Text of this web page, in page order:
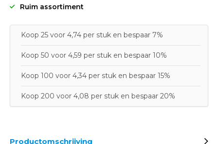
Ruim assortiment
Koop 25 voor 4,74 per stuk en bespaar 7%
Koop 50 voor 4,59 per stuk en bespaar 10%
Koop 100 voor 4,34 per stuk en bespaar 15%
Koop 200 voor 4,08 per stuk en bespaar 20%
Productomschrijving